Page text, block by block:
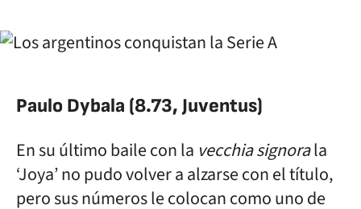
Paulo Dybala (8.73, Juventus)
En su último baile con la vecchia signorala
‘Joya’ no pudo volver a alzarse con el título,
pero sus números le colocan como uno de